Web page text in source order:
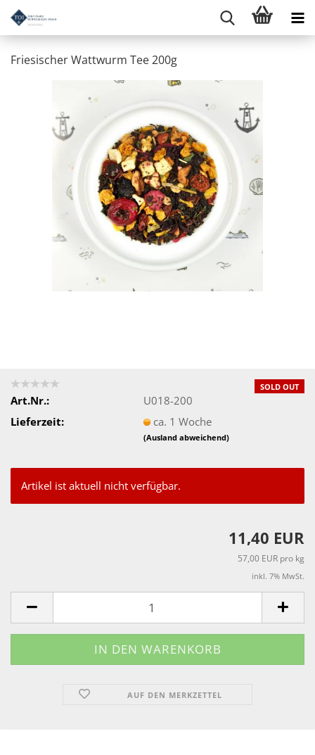
Friesischer Wattwurm Tee 200g
SOLD OUT
Art.Nr.:
U018-200
Lieferzeit:
ca. 1 Woche
(Ausland abweichend)
Artikel ist aktuell nicht verfügbar.
11,40 EUR
57,00 EUR pro kg
inkl. 7% MwSt.
AUF DEN MERKZETTEL